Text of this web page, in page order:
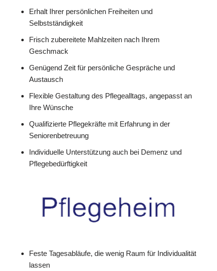
Erhalt Ihrer persönlichen Freiheiten und
Selbstständigkeit
Frisch zubereitete Mahlzeiten nach Ihrem
Geschmack
Genügend Zeit für persönliche Gespräche und
Austausch
Flexible Gestaltung des Pflegealltags, angepasst an
Ihre Wünsche
Qualifizierte Pflegekräfte mit Erfahrung in der
Seniorenbetreuung
Individuelle Unterstützung auch bei Demenz und
Pflegebedürftigkeit
Feste Tagesabläufe, die wenig Raum für Individualität
lassen